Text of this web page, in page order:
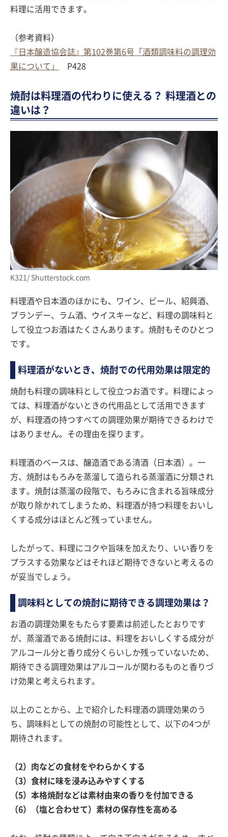
料理に活用できます。
（参考資料）
『日本醸造協会誌』第102巻第6号「酒類調味料の調理効
果について」
P428
焼酎は料理酒の代わりに使える？ 料理酒との
違いは？
K321/ Shutterstock.com
料理酒や日本酒のほかにも、ワイン、ビール、紹興酒、
ブランデー、ラム酒、ウイスキーなど、料理の調味料と
して役立つお酒はたくさんあります。焼酎もそのひとつ
です。
料理酒がないとき、焼酎での代用効果は限定的
焼酎も料理の調味料として役立つお酒です。料理によっ
ては、料理酒がないときの代用品として活用できます
が、料理酒の持つすべての調理効果が期待できるわけで
はありません。その理由を探ります。
料理酒のベースは、醸造酒である清酒（日本酒）。一
方、焼酎はもろみを蒸溜して造られる蒸溜酒に分類され
ます。焼酎は蒸溜の段階で、もろみに含まれる旨味成分
が取り除かれてしまうため、料理酒が持つ料理をおいし
くする成分はほとんど残っていません。
したがって、料理にコクや旨味を加えたり、いい香りを
プラスする効果などはそれほど期待できないと考えるの
が妥当でしょう。
調味料としての焼酎に期待できる調理効果は？
お酒の調理効果をもたらす要素は前述したとおりです
が、蒸溜酒である焼酎には、料理をおいしくする成分が
アルコール分と香り成分くらいしか残っていないため、
期待できる調理効果はアルコールが関わるものと香りづ
け効果と考えられます。
以上のことから、上で紹介した料理酒の調理効果のう
ち、調味料としての焼酎の可能性として、以下の4つが
期待されます。
（2）肉などの食材をやわらかくする
（3）食材に味を浸み込みやすくする
（5）本格焼酎などは素材由来の香りを付加できる
（6）（塩と合わせて）素材の保存性を高める